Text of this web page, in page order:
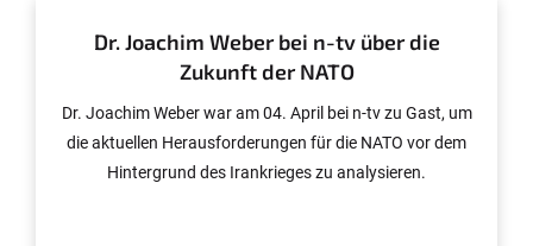
Dr. Joachim Weber bei n-tv über die
Zukunft der NATO
Dr. Joachim Weber war am 04. April bei n-tv zu Gast, um
die aktuellen Herausforderungen für die NATO vor dem
Hintergrund des Irankrieges zu analysieren.